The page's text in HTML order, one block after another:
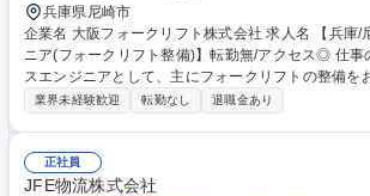
◎ 兵庫県尼崎市
企業名 大阪フォークリフト株式会社 求人名 【兵庫/尼崎市/サービスエンジ
ニア(フォークリフト整備)】転勤無/アクセス◎ 仕事の内容 ■当社のサービ
スエンジニアとして、主にフォークリフトの整備を
へ出向き、修理・点検・整備を行うお仕事です。場
た、現地対応ができない場合は、直接持ち込んでい
行います。 ■担当先は10～15先程度を予定、担当エ
業界未経験歓迎 転勤なし 退職金あり
正社員
JFE物流株式会社